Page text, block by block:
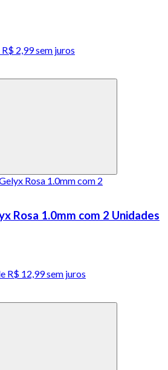
R$ 2,99sem juros
Rosa 1.0mm com 2 Unidades
R$ 12,99sem juros